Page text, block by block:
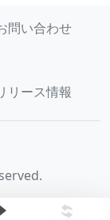
問い合わせ
リース情報